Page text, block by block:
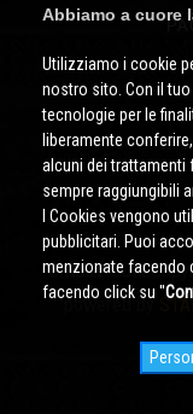
Cividale.COM
powered by
Abbiamo a cuore
Utilizziamo i cookie
nostro sito. Con il
tecnologie per le
liberamente
alcuni dei trattamenti
sempre raggiungibili
I Cookies vengono
pubblicitari. Puoi
menzionate facendo
facendo click su ''